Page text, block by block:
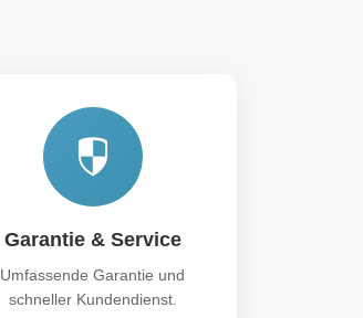
Garantie & Service
Umfassende Garantie und
schneller Kundendienst.